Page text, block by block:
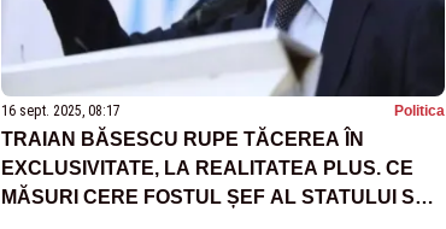
16 sept. 2025, 08:17 Politica
TRAIAN BĂSESCU RUPE TĂCEREA ÎN
EXCLUSIVITATE, LA REALITATEA PLUS. CE
MĂSURI CERE FOSTUL ȘEF AL STATULUI SĂ